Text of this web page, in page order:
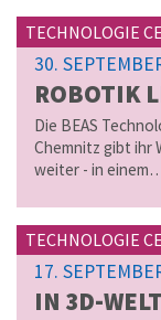
TECHNOLOGIE
30.
RO­BO­TIK
Die BEAS
Chemnitz gibt ihr
weiter - in
TECHNOLOGIE
17.
IN 3D-